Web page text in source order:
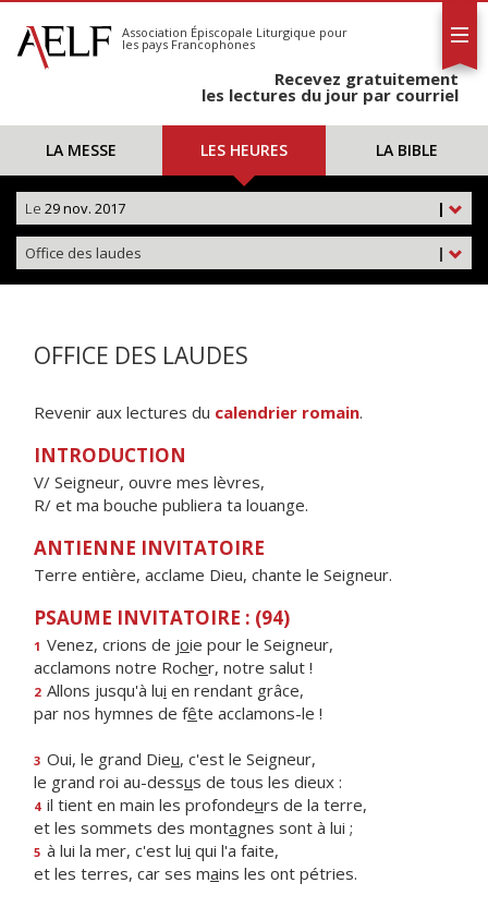
S'abonner
Calendrier
Association Épiscopale Liturgique pour
les pays Francophones
Recevez gratuitement
les lectures du jour par courriel
LA MESSE LES HEURES LA BIBLE
|
Le 29 nov. 2017
|
Office des laudes
OFFICE DES LAUDES
Revenir aux lectures du calendrier romain.
INTRODUCTION
V/ Seigneur, ouvre mes lèvres,
R/ et ma bouche publiera ta louange.
ANTIENNE INVITATOIRE
Terre entière, acclame Dieu, chante le Seigneur.
PSAUME INVITATOIRE : (94)
1 Venez, crions de joie pour le Seigneur,
acclamons notre Rocher, notre salut !
2 Allons jusqu'à lui en rendant grâce,
par nos hymnes de fête acclamons-le !
3 Oui, le grand Dieu, c'est le Seigneur,
le grand roi au-dessus de tous les dieux :
4 il tient en main les profondeurs de la terre,
et les sommets des montagnes sont à lui ;
5 à lui la mer, c'est lui qui l'a faite,
et les terres, car ses mains les ont pétries.